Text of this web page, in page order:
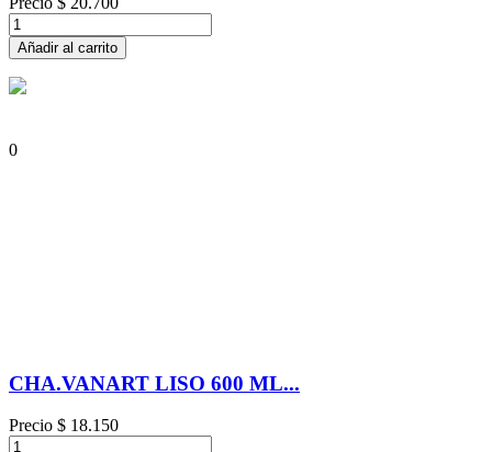
Añadir al carrito
0
CHA.VANART LISO 600 ML...
Precio $ 18.150